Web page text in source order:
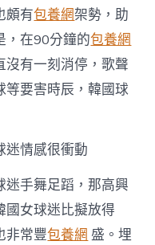
頗有包養網架勢，助
，在90分鐘的包養網
沒有一刻消停，歌聲
等要害時辰，韓國球
情感很衝動
手舞足蹈，那高興
國女球迷比擬放得
非常豐包養網 盛。埋